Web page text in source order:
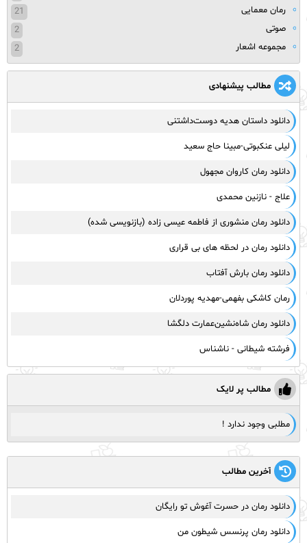
رمان معمایی
21
صوتی
2
مجموعه اشعار
2
مطالب پیشنهادی
دانلود داستان هدیه دوست‌داشتنی
لیلی عنکبوتی-مبینا حاج سعید
دانلود رمان کاروان مجهول
علاج - نازنین محمدی
دانلود رمان منشوری از فاطمه عیسی زاده (بازنویسی شده)
دانلود رمان در لحظه‌ های بی‌ قراری
دانلود رمان بارش آفتاب
رمان کاشکی بفهمی-مهدیه پوردلان
دانلود رمان شاه‌نشین‌عمارت دلگشا
فرشته شیطانی - ناشناس
مطالب پر لایک
مطلبی وجود ندارد !
آخرین مطالب
دانلود رمان در حسرت آغوش تو رایگان
دانلود رمان پرنسس شیطون من